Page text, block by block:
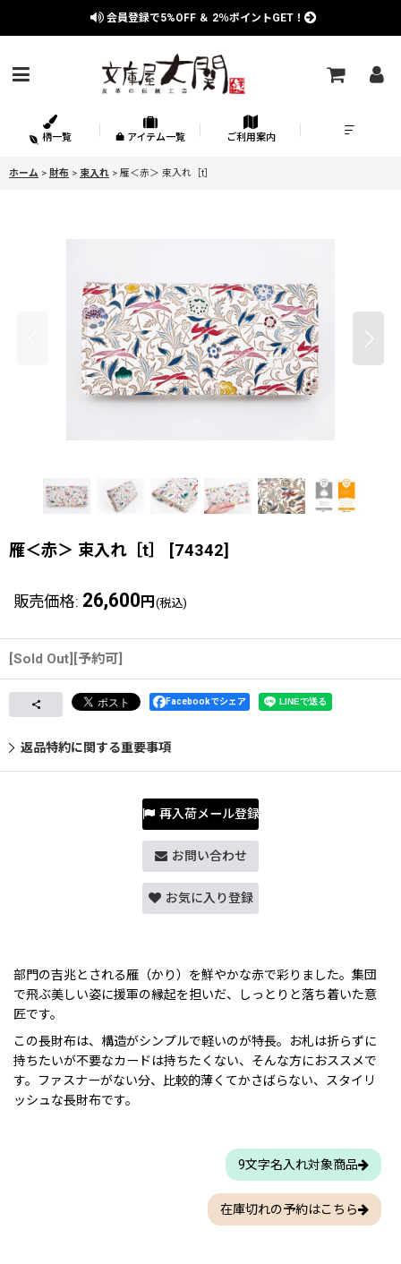
会員登録で5%OFF ＆ 2％ポイントGET！
柄一覧 アイテム一覧 ご利用案内
ホーム > 財布 > 束入れ > 雁＜赤＞ 束入れ［t］
雁＜赤＞ 束入れ［t］ [74342]
販売価格: 26,600 円 (税込)
[Sold Out][予約可]
Facebookでシェア
返品特約に関する重要事項
再入荷メール登録
お問い合わせ
お気に入り登録
部門の吉兆とされる雁（かり）を鮮やかな赤で彩りました。集団
で飛ぶ美しい姿に援軍の縁起を担いだ、しっとりと落ち着いた意
匠です。
この長財布は、構造がシンプルで軽いのが特長。お札は折らずに
持ちたいが不要なカードは持ちたくない、そんな方におススメで
す。ファスナーがない分、比較的薄くてかさばらない、スタイリ
ッシュな長財布です。
9文字名入れ対象商品
在庫切れの予約はこちら